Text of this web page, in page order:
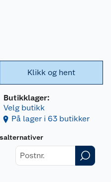
Klikk og hent
Butikklager:
Velg butikk
På lager i 63 butikker